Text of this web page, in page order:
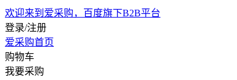
欢迎来到爱采购，百度旗下B2B平台
登录/注册
爱采购首页
购物车
我要采购